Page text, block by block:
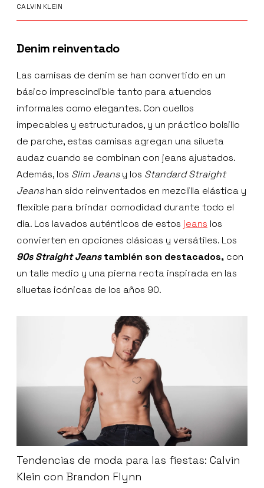
CALVIN KLEIN
Denim reinventado
Las camisas de denim se han convertido en un
básico imprescindible tanto para atuendos
informales como elegantes. Con cuellos
impecables y estructurados, y un práctico bolsillo
de parche, estas camisas agregan una silueta
audaz cuando se combinan con jeans ajustados.
Además, los Slim Jeansy los Standard Straight
Jeanshan sido reinventados en mezclilla elástica y
flexible para brindar comodidad durante todo el
día. Los lavados auténticos de estos jeans los
convierten en opciones clásicas y versátiles. Los
90s Straight Jeanstambién son destacados, con
un talle medio y una pierna recta inspirada en las
siluetas icónicas de los años 90.
Tendencias de moda para las fiestas: Calvin
Klein con Brandon Flynn